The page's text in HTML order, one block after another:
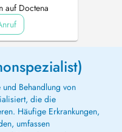
auf Doctena
Behandlung von
die die
Häufige Erkrankungen,
umfassen